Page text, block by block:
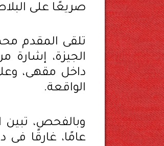
صريعًا على
تلقى المقدم
الجيزة،
داخل مقهى،
الواقعة.
عامًا، غارقًا فى